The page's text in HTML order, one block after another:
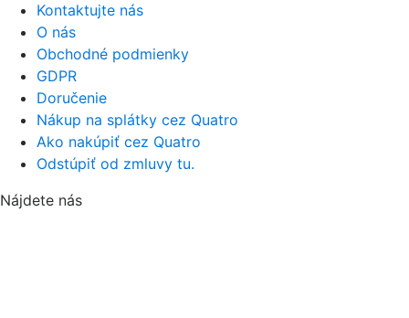
Kontaktujte nás
O nás
Obchodné podmienky
GDPR
Doručenie
Nákup na splátky cez Quatro
Ako nakúpiť cez Quatro
Odstúpiť od zmluvy tu.
Nájdete nás